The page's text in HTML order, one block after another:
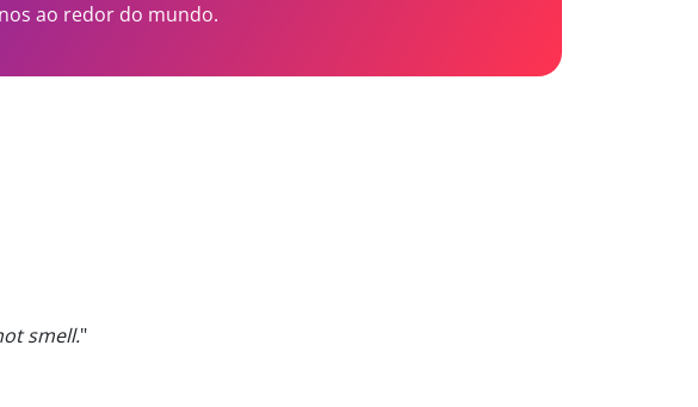
ao redor do mundo.
smell."